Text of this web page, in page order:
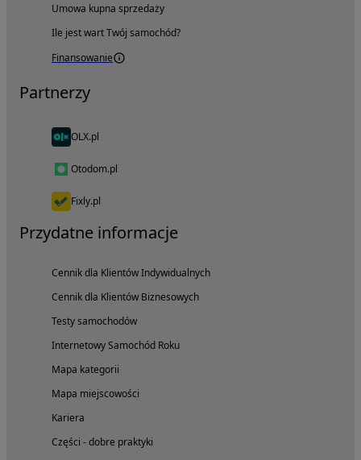
Umowa kupna sprzedaży
Ile jest wart Twój samochód?
Finansowanie
Partnerzy
OLX.pl
Otodom.pl
Fixly.pl
Przydatne informacje
Cennik dla Klientów Indywidualnych
Cennik dla Klientów Biznesowych
Testy samochodów
Internetowy Samochód Roku
Mapa kategorii
Mapa miejscowości
Kariera
Części - dobre praktyki